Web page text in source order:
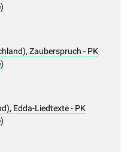
Zauberspruch - PK
Edda-Liedtexte - PK